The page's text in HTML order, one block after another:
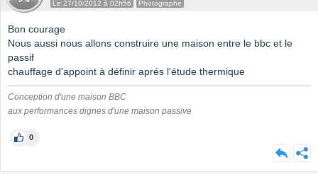
Le 27/10/2012 à 02h56 Photographe
Bon courage
Nous aussi nous allons construire une maison entre le bbc et le
passif
chauffage d'appoint à définir aprés l'étude thermique
Conception d'une maison BBC
aux performances dignes d'une maison passive
0